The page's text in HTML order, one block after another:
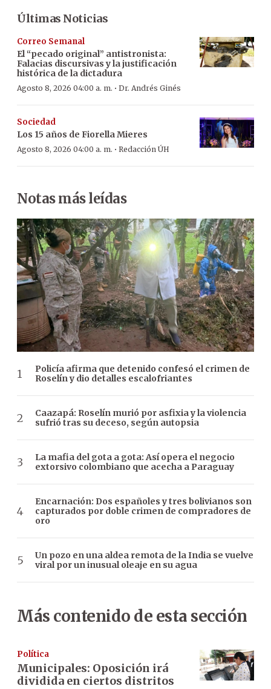
Últimas Noticias
Correo Semanal
El “pecado original” antistronista:
Falacias discursivas y la justificación
histórica de la dictadura
Agosto 8, 2026 04:00 a. m. · Dr. Andrés Ginés
Sociedad
Los 15 años de Fiorella Mieres
Agosto 8, 2026 04:00 a. m. · Redacción ÚH
Notas más leídas
Policía afirma que detenido confesó el crimen de
Roselín y dio detalles escalofriantes
Caazapá: Roselín murió por asfixia y la violencia
sufrió tras su deceso, según autopsia
La mafia del gota a gota: Así opera el negocio
extorsivo colombiano que acecha a Paraguay
Encarnación: Dos españoles y tres bolivianos son
capturados por doble crimen de compradores de
oro
Un pozo en una aldea remota de la India se vuelve
viral por un inusual oleaje en su agua
Más contenido de esta sección
Política
Municipales: Oposición irá
dividida en ciertos distritos